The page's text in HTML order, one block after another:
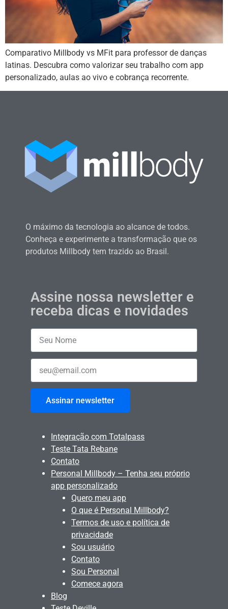
Comparativo Millbody vs MFit para professor de danças
latinas. Descubra como valorizar seu trabalho com app
personalizado, aulas ao vivo e cobrança recorrente.
O máximo da tecnologia ao alcance de todos.
Conheça e experimente a transformação que os
produtos Millbody tem trazido ao Brasil.
Assine nossa newsletter e
receba dicas e novidades
Assinar newsletter
Integração com Totalpass
Teste Tata Rebane
Contato
Personal Millbody – Tenha seu próprio
app personalizado
Quero meu app
O que é Personal Millbody?
Termos de uso e política de
privacidade
Sou usuário
Contato
Sou Personal
Comece agora
Blog